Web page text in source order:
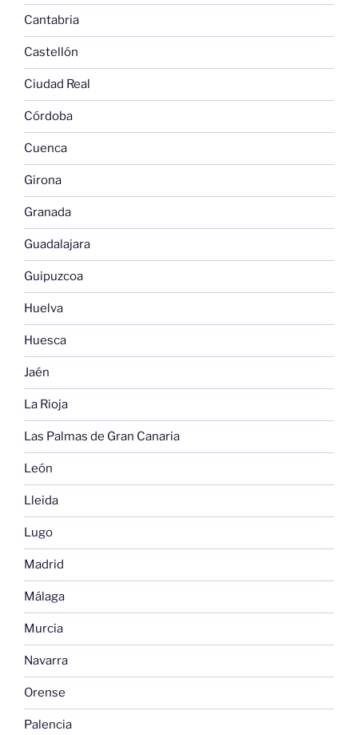
Cantabria
Castellón
Ciudad Real
Córdoba
Cuenca
Girona
Granada
Guadalajara
Guipuzcoa
Huelva
Huesca
Jaén
La Rioja
Las Palmas de Gran Canaria
León
Lleida
Lugo
Madrid
Málaga
Murcia
Navarra
Orense
Palencia